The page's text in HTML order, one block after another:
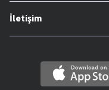
İletişim